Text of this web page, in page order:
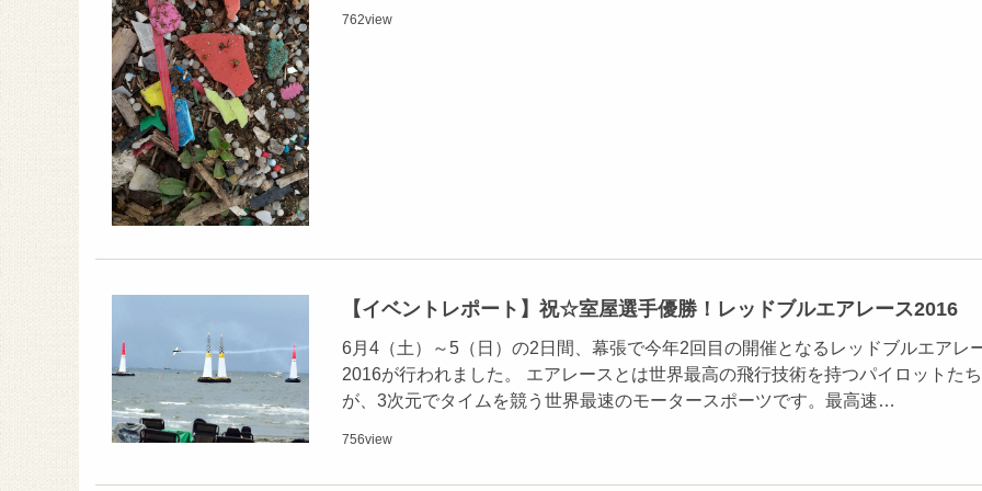
762view
【イベントレポート】祝☆室屋選手優勝！レッドブルエアレース2016
6月4（土）～5（日）の2日間、幕張で今年2回目の開催となるレッドブルエアレ
2016が行われました。 エアレースとは世界最高の飛行技術を持つパイロットたち
が、3次元でタイムを競う世界最速のモータースポーツです。最高速…
756view